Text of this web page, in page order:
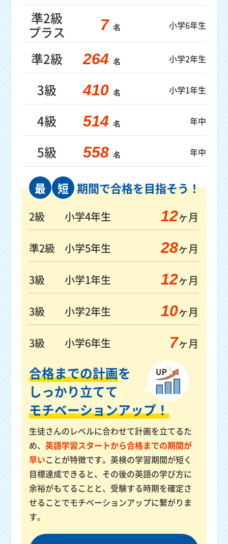
準2級
プラス
7名 小学6年生
準2級 264名 小学2年生
3級 410名 小学1年生
4級 514名 年中
5級 558名 年中
最 短 期間で合格を目指そう！
2級 小学4年生 12ヶ月
準2級 小学5年生 28ヶ月
3級 小学1年生 12ヶ月
3級 小学2年生 10ヶ月
3級 小学6年生 7ヶ月
合格までの計画を
しっかり立てて
モチベーションアップ！
生徒さんのレベルに合わせて計画を立てるた
め、英語学習スタートから合格までの期間が
早いことが特徴です。英検の学習期間が短く
目標達成できると、その後の英語の学び方に
余裕がもてることと、受験する時期を確定さ
せることでモチベーションアップに繋がりま
す。